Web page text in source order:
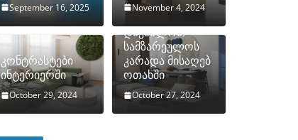
September 16, 2025 November 4, 2024
კონტრასტები
ინტერიერში
October 29, 2024
როგორ
დავმალოთ
სამზარეულოს
კარადა მისაღებ
ოთახში
October 27, 2024